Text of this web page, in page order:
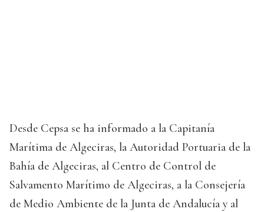
Desde Cepsa se ha informado a la Capitanía
Marítima de Algeciras, la Autoridad Portuaria de la
Bahía de Algeciras, al Centro de Control de
Salvamento Marítimo de Algeciras, a la Consejería
de Medio Ambiente de la Junta de Andalucía y al